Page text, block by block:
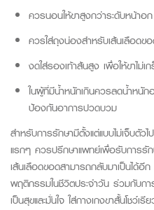
ควรนอนให้ขาสูงกว่าระดับหน้าอ
ควรใส่ถุงน่องสำหรับเส้นเลือด
งดใส่รองเท้าส้นสูง เพื่อให้ขาไม่เ
ในผู้ที่มีน้ำหนักเกินควรลดน้ำหนั
ป้องกันอาการปวดบวม
สำหรับการรักษามีตั้งแต่แบบไม่เจ็บตัว
แรกๆ ควรปรึกษาแพทย์เพื่อรับการรั
เส้นเลือดขอดสามารถกลับมาเป็นได้อี
พฤติกรรมในชีวิตประจำวัน ร่วมกับก
เป็นสุขและมั่นใจ ใส่กางเกงขาสั้นโชว์เ